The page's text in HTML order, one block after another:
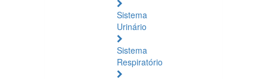
Sistema
Urinário
Sistema
Respiratório